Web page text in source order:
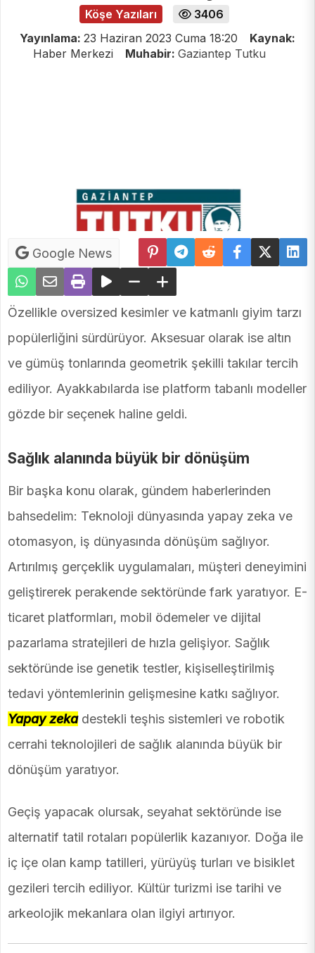
Köşe Yazıları
3406
Yayınlama: 23 Haziran 2023 Cuma 18:20
Kaynak:
Haber Merkezi
Muhabir: Gaziantep Tutku
Google News
Özellikle oversized kesimler ve katmanlı giyim tarzı
popülerliğini sürdürüyor. Aksesuar olarak ise altın
ve gümüş tonlarında geometrik şekilli takılar tercih
ediliyor. Ayakkabılarda ise platform tabanlı modeller
gözde bir seçenek haline geldi.
Sağlık alanında büyük bir dönüşüm
Bir başka konu olarak, gündem haberlerinden
bahsedelim: Teknoloji dünyasında yapay zeka ve
otomasyon, iş dünyasında dönüşüm sağlıyor.
Artırılmış gerçeklik uygulamaları, müşteri deneyimini
geliştirerek perakende sektöründe fark yaratıyor. E-
ticaret platformları, mobil ödemeler ve dijital
pazarlama stratejileri de hızla gelişiyor. Sağlık
sektöründe ise genetik testler, kişiselleştirilmiş
tedavi yöntemlerinin gelişmesine katkı sağlıyor.
Yapay zekadestekli teşhis sistemleri ve robotik
cerrahi teknolojileri de sağlık alanında büyük bir
dönüşüm yaratıyor.
Geçiş yapacak olursak, seyahat sektöründe ise
alternatif tatil rotaları popülerlik kazanıyor. Doğa ile
iç içe olan kamp tatilleri, yürüyüş turları ve bisiklet
gezileri tercih ediliyor. Kültür turizmi ise tarihi ve
arkeolojik mekanlara olan ilgiyi artırıyor.